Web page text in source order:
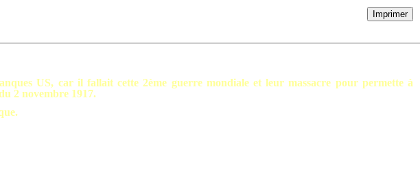
Imprimer
US, car il fallait cette 2ème guerre mondiale et leur massacre pour permette à
2 novembre 1917.